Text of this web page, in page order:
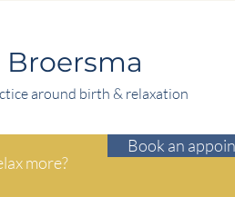
Broersma
around birth & relaxation
more?
Book an